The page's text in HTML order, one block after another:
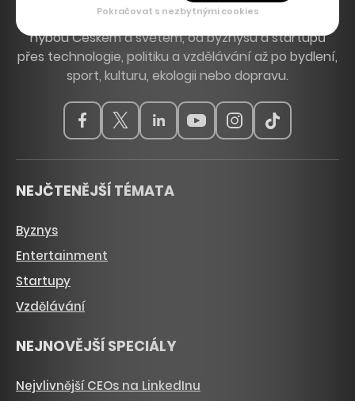
Hlavní zdroj inspirace. Věnujeme se tématům, která
hýbou Českem a světem, od byznysu a startupů
přes technologie, politiku a vzdělávání až po bydlení,
sport, kulturu, ekologii nebo dopravu.
NEJČTENĚJŠÍ TÉMATA
Byznys
Entertainment
Startupy
Vzdělávání
NEJNOVĚJŠÍ SPECIÁLY
Nejvlivnější CEOs na LinkedInu
Pokračovat s nezbytnými cookies